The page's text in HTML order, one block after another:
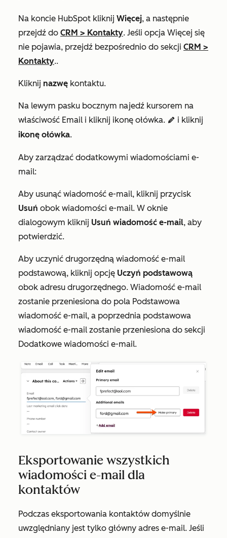
Na koncie HubSpot kliknij Więcej, a następnie
przejdź do CRM > Kontakty. Jeśli opcja Więcej się
nie pojawia, przejdź bezpośrednio do sekcji CRM >
Kontakty..
Kliknij nazwę kontaktu.
Na lewym pasku bocznym najedź kursorem na
właściwość Email i kliknij ikonę ołówka. edit i kliknij
ikonę ołówka.
Aby zarządzać dodatkowymi wiadomościami e-
mail:
Aby usunąć wiadomość e-mail, kliknij przycisk
Usuń obok wiadomości e-mail. W oknie
dialogowym kliknij Usuń wiadomość e-mail, aby
potwierdzić.
Aby uczynić drugorzędną wiadomość e-mail
podstawową, kliknij opcję Uczyń podstawową
obok adresu drugorzędnego. Wiadomość e-mail
zostanie przeniesiona do pola Podstawowa
wiadomość e-mail, a poprzednia podstawowa
wiadomość e-mail zostanie przeniesiona do sekcji
Dodatkowe wiadomości e-mail.
Eksportowanie wszystkich
wiadomości e-mail dla
kontaktów
Podczas eksportowania kontaktów domyślnie
uwzględniany jest tylko główny adres e-mail. Jeśli